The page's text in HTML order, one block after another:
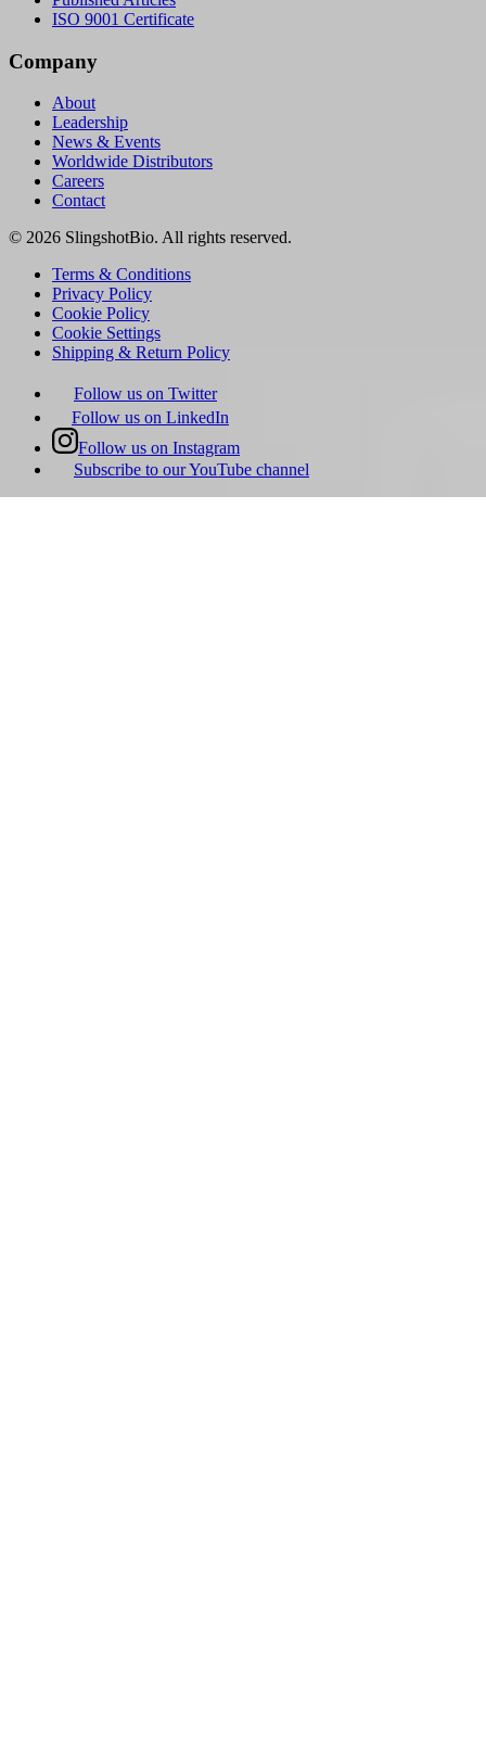
ISO 9001 Certificate
Company
About
Leadership
News & Events
Worldwide Distributors
Careers
Contact
© 2026 SlingshotBio. All rights reserved.
Terms & Conditions
Privacy Policy
Cookie Policy
Cookie Settings
Shipping & Return Policy
Follow us on Twitter
Follow us on LinkedIn
Follow us on Instagram
Subscribe to our YouTube channel